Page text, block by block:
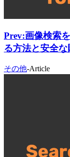
Prev:画像検索
る方法と安全
その他-Article